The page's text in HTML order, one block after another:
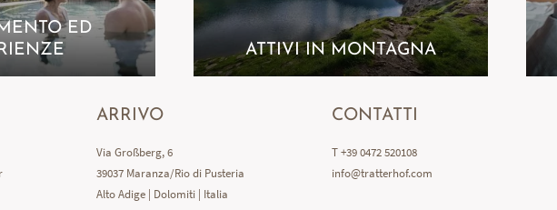
ED
ATTIVI IN MONTAGNA
ARRIVO
Via Großberg, 6
39037 Maranza/Rio di Pusteria
Alto Adige | Dolomiti | Italia
CONTATTI
T +39 0472 520108
info@tratterhof.com